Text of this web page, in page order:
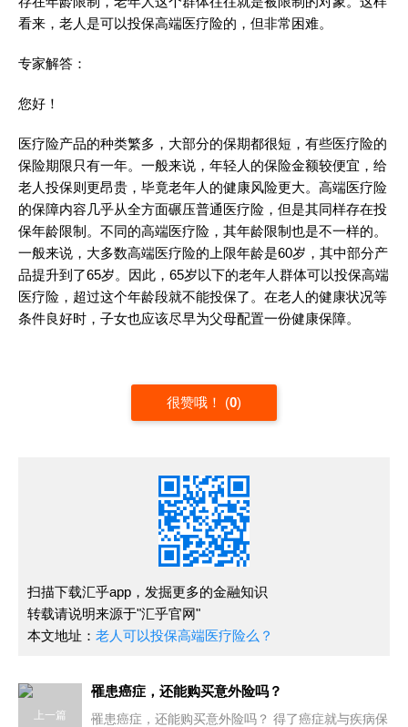
看来，老人是可以投保高端医疗险的，但非常困难。
专家解答：
您好！
医疗险产品的种类繁多，大部分的保期都很短，有些医疗险的
保险期限只有一年。一般来说，年轻人的保险金额较便宜，给
老人投保则更昂贵，毕竟老年人的健康风险更大。高端医疗险
的保障内容几乎从全方面碾压普通医疗险，但是其同样存在投
保年龄限制。不同的高端医疗险，其年龄限制也是不一样的。
一般来说，大多数高端医疗险的上限年龄是60岁，其中部分产
品提升到了65岁。因此，65岁以下的老年人群体可以投保高端
医疗险，超过这个年龄段就不能投保了。在老人的健康状况等
条件良好时，子女也应该尽早为父母配置一份健康保障。
很赞哦！ (0)
扫描下载汇乎app，发掘更多的金融知识
转载请说明来源于"汇乎官网"
本文地址： 老人可以投保高端医疗险么？
上一篇
罹患癌症，还能购买意外险吗？
罹患癌症，还能购买意外险吗？ 得了癌症就与疾病保